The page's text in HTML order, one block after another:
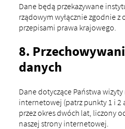
Dane będą przekazywane
rządowym wyłącznie zgodnie
przepisami prawa krajowego.
8.
danych
Dane dotyczące Państwa
internetowej (patrz punkty 1 i 2
przez okres dwóch lat, liczony
naszej strony internetowej.